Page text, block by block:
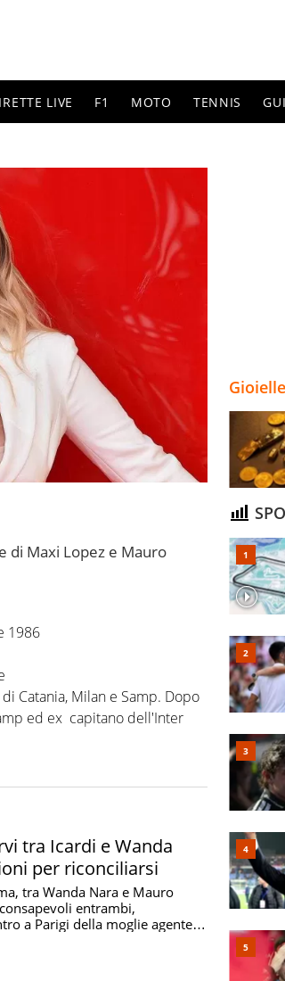
LIVE F1 MOTO TENNIS
di Maxi Lopez e Mauro
1986
Catania, Milan e Samp. Dopo
ed ex capitano dell'Inter
tra Icardi e Wanda
per riconciliarsi
tra Wanda Nara e Mauro
entrambi,
a Parigi della moglie agente